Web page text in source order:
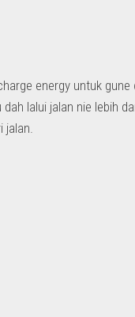
energy untuk
lalui jalan nie lebih
jalan.